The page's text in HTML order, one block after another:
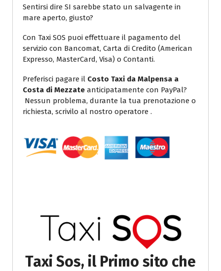
Sentirsi dire SI sarebbe stato un salvagente in
mare aperto, giusto?
Con Taxi SOS puoi effettuare il pagamento del
servizio con Bancomat, Carta di Credito (American
Expresso, MasterCard, Visa) o Contanti.
Preferisci pagare il Costo Taxi da Malpensa a
Costa di Mezzate anticipatamente con PayPal?
Nessun problema, durante la tua prenotazione o
richiesta, scrivilo al nostro operatore .
Taxi Sos, il Primo sito che